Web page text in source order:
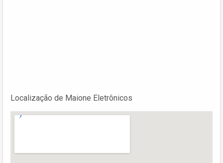
Localização de Maione Eletrônicos